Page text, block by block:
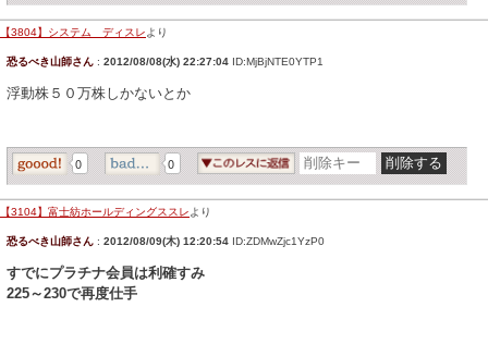
【3804】システム ディスレ より
恐るべき山師さん : 2012/08/08(水) 22:27:04 ID:MjBjNTE0YTP1
浮動株５０万株しかないとか
0 0
【3104】富士紡ホールディングススレ より
恐るべき山師さん : 2012/08/09(木) 12:20:54 ID:ZDMwZjc1YzP0
すでにプラチナ会員は利確すみ
225～230で再度仕手